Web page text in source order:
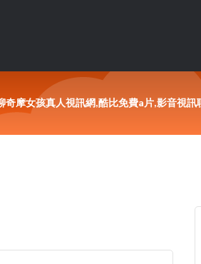
摩女孩真人視訊網,酷比免費a片,影音視